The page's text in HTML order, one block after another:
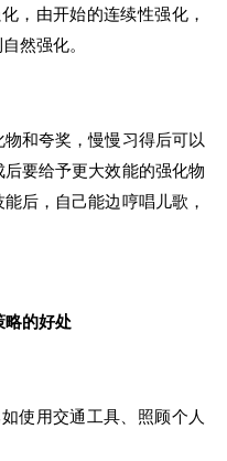
，由开始的连续性强化，
然强化。
和夸奖，慢慢习得后可以
后要给予更大效能的强化物
后，自己能边哼唱儿歌，
的好处
使用交通工具、 照顾个人